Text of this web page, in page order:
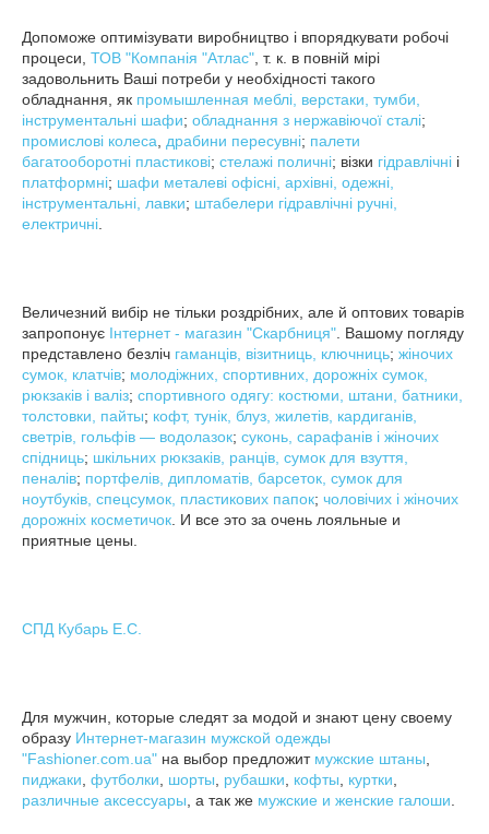
Допоможе оптимізувати виробництво і впорядкувати робочі
процеси, ТОВ "Компанія "Атлас" , т. к. в повній мірі
задовольнить Ваші потреби у необхідності такого
обладнання, як промышленная меблі, верстаки, тумби,
інструментальні шафи; обладнання з нержавіючої сталі;
промислові колеса
драбини пересувні; палети
багатооборотні пластикові; стелажі поличні; візки гідравлічні і
платформні; шафи металеві офісні, архівні, одежні,
інструментальні, лавки; штабелери гідравлічні ручні,
електричні
Величезний вибір не тільки роздрібних, але й оптових товарів
запропонує Інтернет - магазин "Скарбниця" . Вашому погляду
представлено безліч гаманців, візитниць, ключниць; жіночих
сумок, клатчів; молодіжних, спортивних, дорожніх сумок,
рюкзаків і валіз; спортивного одягу: костюми, штани, батники,
толстовки, пайты; кофт, тунік, блуз, жилетів, кардиганів,
светрів, гольфів — водолазок; суконь, сарафанів і жіночих
спідниць; шкільних рюкзаків, ранців, сумок для взуття,
пеналів; портфелів, дипломатів, барсеток, сумок для
ноутбуків, спецсумок, пластикових папок; чоловічих і жіночих
дорожніх косметичок . И все это за очень лояльные и
приятные цены.
СПД Кубарь Е.С.
Для мужчин, которые следят за модой и знают цену своему
образу Интернет-магазин мужской одежды
"Fashioner.com.ua" на выбор предложит мужские штаны
пиджаки футболки шорты рубашки кофты куртки
различные аксессуары , а так же мужские и женские галоши